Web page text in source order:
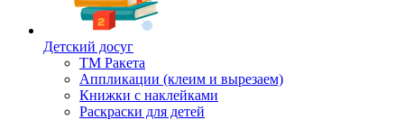
Детский досуг
ТМ Ракета
Аппликации (клеим и вырезаем)
Книжки с наклейками
Раскраски для детей